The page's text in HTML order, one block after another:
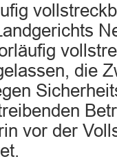
die
vor der